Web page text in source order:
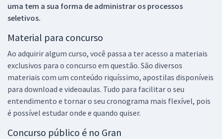
uma tem a sua forma de administrar os processos
seletivos.
Material para concurso
Ao adquirir algum curso, você passa a ter acesso a materiais
exclusivos para o concurso em questão. São diversos
materiais com um conteúdo riquíssimo, apostilas disponíveis
para download e videoaulas. Tudo para facilitar o seu
entendimento e tornar o seu cronograma mais flexível, pois
é possível estudar onde e quando quiser.
Concurso público é no Gran